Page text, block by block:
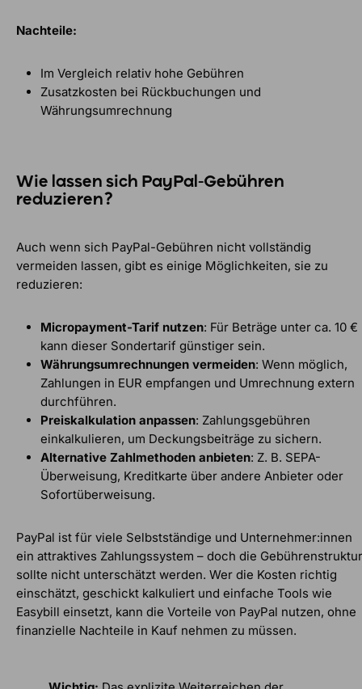
Nachteile:
Im Vergleich relativ hohe Gebühren
Zusatzkosten bei Rückbuchungen und
Währungsumrechnung
Wie lassen sich PayPal-Gebühren
reduzieren?
Auch wenn sich PayPal-Gebühren nicht vollständig
vermeiden lassen, gibt es einige Möglichkeiten, sie zu
reduzieren:
Micropayment-Tarif nutzen: Für Beträge unter ca. 10 €
kann dieser Sondertarif günstiger sein.
Währungsumrechnungen vermeiden: Wenn möglich,
Zahlungen in EUR empfangen und Umrechnung extern
durchführen.
Preiskalkulation anpassen: Zahlungsgebühren
einkalkulieren, um Deckungsbeiträge zu sichern.
Alternative Zahlmethoden anbieten: Z. B. SEPA-
Überweisung, Kreditkarte über andere Anbieter oder
Sofortüberweisung.
PayPal ist für viele Selbstständige und Unternehmer:innen
ein attraktives Zahlungssystem – doch die Gebührenstruktur
sollte nicht unterschätzt werden. Wer die Kosten richtig
einschätzt, geschickt kalkuliert und einfache Tools wie
Easybill einsetzt, kann die Vorteile von PayPal nutzen, ohne
finanzielle Nachteile in Kauf nehmen zu müssen.